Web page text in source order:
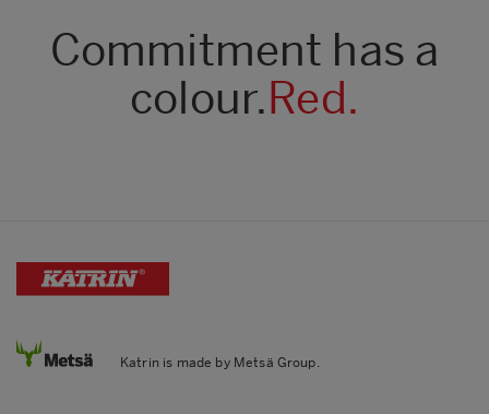
Commitment has a
colour.Red.
Katrin is made by Metsä Group.